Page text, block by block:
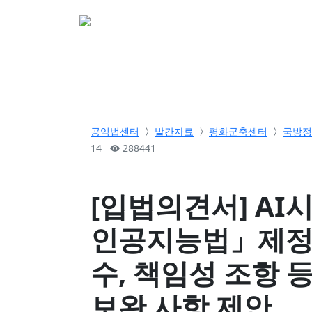
공익법센터 발간자료 평화군축센터
국방
14
288441
[입법의견서] AI
인공지능법」제
수, 책임성 조항